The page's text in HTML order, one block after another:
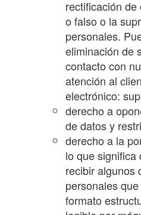
rectificación
o falso o la
personales.
eliminación de
contacto con
atención al
electrónico:
derecho a
de datos y
derecho a la
lo que significa
recibir algunos
personales
formato